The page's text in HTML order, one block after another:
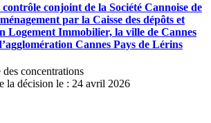
conjoint de la Société Cannoise de
par la Caisse des dépôts et
Logement Immobilier, la ville de Cannes
Cannes Pays de Lérins
concentrations
la décision le : 24 avril 2026